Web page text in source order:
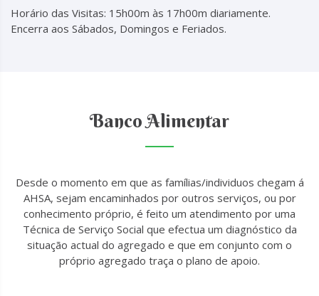
Horário das Visitas: 15h00m às 17h00m diariamente.
Encerra aos Sábados, Domingos e Feriados.
Banco Alimentar
Desde o momento em que as famílias/individuos chegam á
AHSA, sejam encaminhados por outros serviços, ou por
conhecimento próprio, é feito um atendimento por uma
Técnica de Serviço Social que efectua um diagnóstico da
situação actual do agregado e que em conjunto com o
próprio agregado traça o plano de apoio.